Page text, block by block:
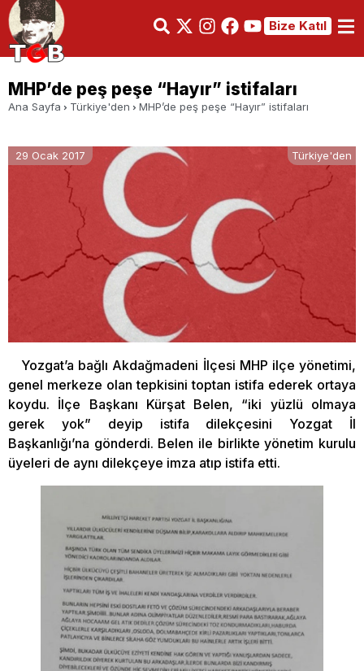
Bize Katıl
MHP’de peş peşe “Hayır” istifaları
Ana Sayfa Türkiye'den MHP’de peş peşe “Hayır” istifaları
29 Ocak 2017 Türkiye'den
Yozgat’a bağlı Akdağmadeni İlçesi MHP ilçe yönetimi,
genel merkeze olan tepkisini toptan istifa ederek ortaya
koydu. İlçe Başkanı Kürşat Belen, “iki yüzlü olmaya
gerek yok” deyip istifa dilekçesini Yozgat İl
Başkanlığı’na gönderdi. Belen ile birlikte yönetim kurulu
üyeleri de aynı dilekçeye imza atıp istifa etti.